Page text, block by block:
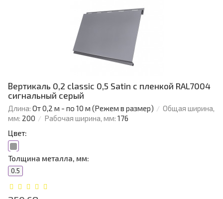
Вертикаль 0,2 classic 0,5 Satin с пленкой RAL7004
сигнальный серый
Длина: От 0,2 м - по 10 м (Режем в размер)
Общая ширина,
мм: 200 Рабочая ширина, мм: 176
Цвет:
Толщина металла, мм:
0.5